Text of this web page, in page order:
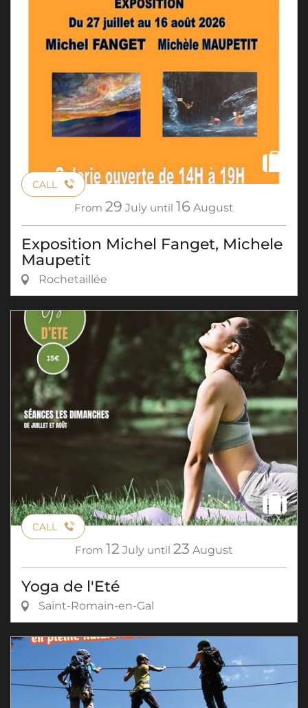
CALL
From 29 July until 16 August
Exposition Michel Fanget, Michele
Maupetit
Rochetaillée
CALL
From 12 July until 23 August
Yoga de l'Eté
Saint-Romain-en-Gal